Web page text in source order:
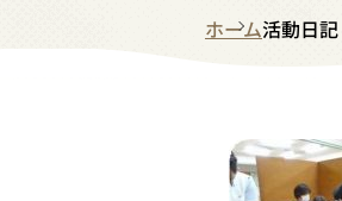
ホーム活動日記